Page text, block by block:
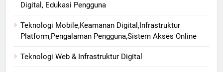
Digital, Edukasi Pengguna
Teknologi Mobile,Keamanan Digital,Infrastruktur
Platform,Pengalaman Pengguna,Sistem Akses Online
Teknologi Web & Infrastruktur Digital